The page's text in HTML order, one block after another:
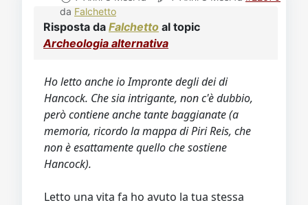
da Falchetto
Risposta da Falchetto al topic
Archeologia alternativa
Ho letto anche io Impronte degli dei di
Hancock. Che sia intrigante, non c'è dubbio,
però contiene anche tante baggianate (a
memoria, ricordo la mappa di Piri Reis, che
non è esattamente quello che sostiene
Hancock).
Letto una vita fa ho avuto la tua stessa